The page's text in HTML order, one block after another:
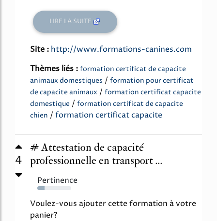
LIRE LA SUITE
Site : http://www.formations-canines.com
Thèmes liés : formation certificat de capacite
animaux domestiques / formation pour certificat
de capacite animaux / formation certificat capacite
domestique / formation certificat de capacite
chien / formation certificat capacite
4
# Attestation de capacité
professionnelle en transport ...
Pertinence
22%
Voulez-vous ajouter cette formation à votre
panier?